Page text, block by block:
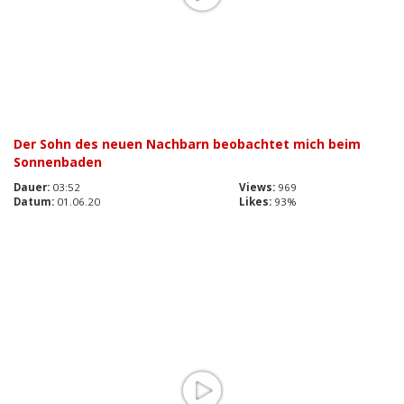
Der Sohn des neuen Nachbarn beobachtet mich beim
Sonnenbaden
Dauer: 03:52 Views: 969
Datum: 01.06.20 Likes: 93%